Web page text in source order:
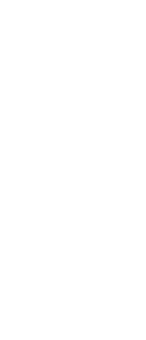
du vælge
bruger, Einstein